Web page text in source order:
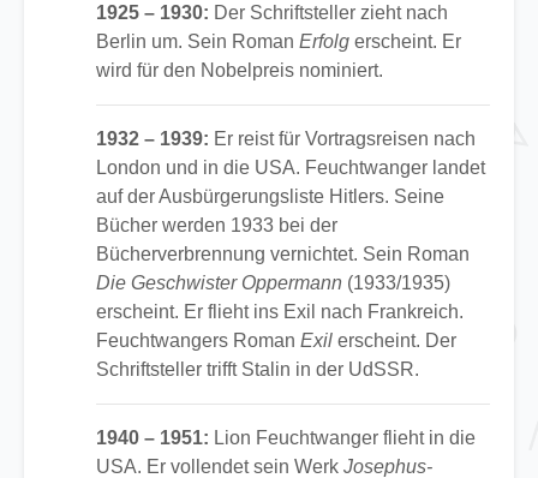
1925 – 1930: Der Schriftsteller zieht nach
Berlin um. Sein Roman Erfolg erscheint. Er
wird für den Nobelpreis nominiert.
1932 – 1939: Er reist für Vortragsreisen nach
London und in die USA. Feuchtwanger landet
auf der Ausbürgerungsliste Hitlers. Seine
Bücher werden 1933 bei der
Bücherverbrennung vernichtet. Sein Roman
Die Geschwister Oppermann (1933/1935)
erscheint. Er flieht ins Exil nach Frankreich.
Feuchtwangers Roman Exil erscheint. Der
Schriftsteller trifft Stalin in der UdSSR.
1940 – 1951: Lion Feuchtwanger flieht in die
USA. Er vollendet sein Werk Josephus-